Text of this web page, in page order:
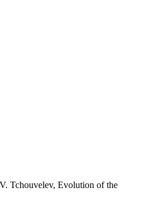
Tchouvelev, Evolution of the